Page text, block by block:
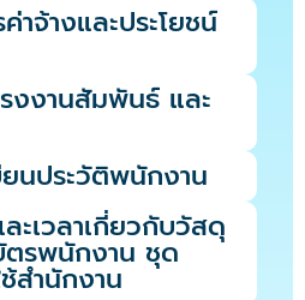
าจ้างและประโยชน์
งงานสัมพันธ์ และ
ยนประวัติพนักงาน
ะเวลาเกี่ยวกับวัสดุ
รพนักงาน ชุด
สำนักงาน